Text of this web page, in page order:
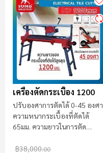
เครื่องตัดกระเบื้อง 1200
ปรับองศาการตัดได้ 0-45 องศา
ความหนากระเบื้องที่ตัดได้
65มม. ความยาวในการตัด
฿38,000.00